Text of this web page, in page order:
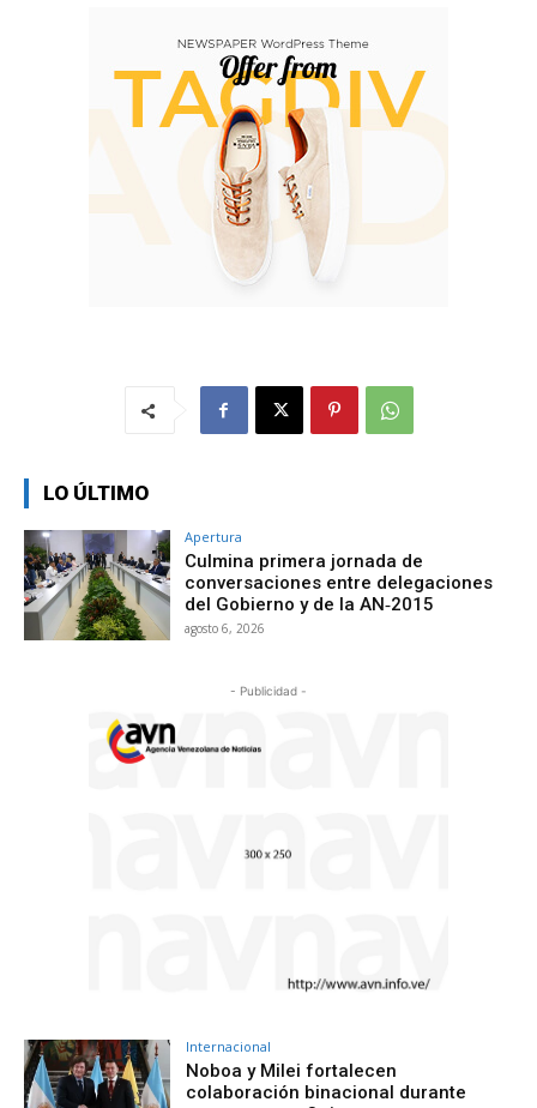
LO ÚLTIMO
Apertura
Culmina primera jornada de
conversaciones entre delegaciones
del Gobierno y de la AN‑2015
agosto 6, 2026
- Publicidad -
Internacional
Noboa y Milei fortalecen
colaboración binacional durante